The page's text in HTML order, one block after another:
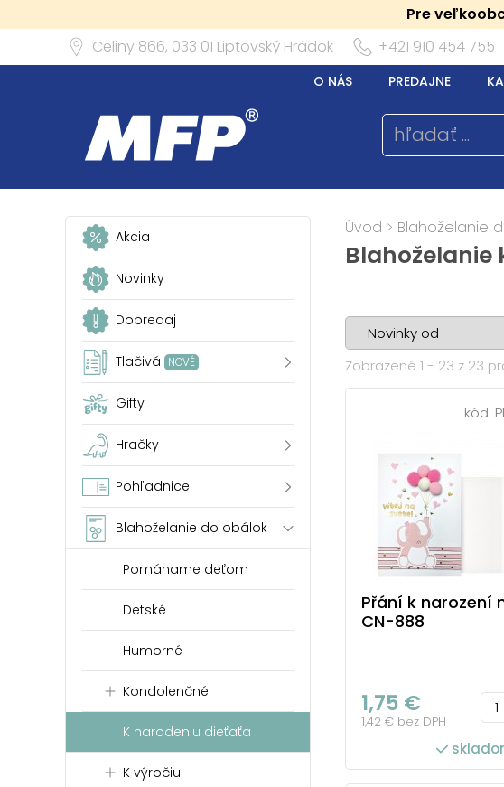
Pre
Celiny 866, 033 01 Liptovský Hrádok +421 910 454 755
O NÁS PREDAJNE
Akcia
Novinky
Dopredaj
Tlačivá NOVÉ
Gifty
Hračky
Pohľadnice
Blahoželanie do obálok
Pomáhame deťom
Detské
Humorné
Kondolenčné
K narodeniu dieťaťa
K výročiu
Úvod > Blahoželanie
Zobrazené 1 - 23 z 23
kód:
Přání k narození
CN-888
1,75 €
1,42 € bez DPH